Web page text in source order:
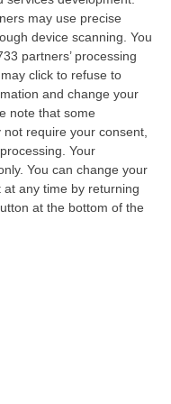
may use precise
device scanning. You
partners’ processing
click to refuse to
and change your
note that some
require your consent,
Your
You can change your
any time by returning
at the bottom of the
Ferragosto
casi molto intensi, sui
fin verso le…
Acquisti Sotto Controllo.
sanitaria passa dalla
direttrici individuate dalla…